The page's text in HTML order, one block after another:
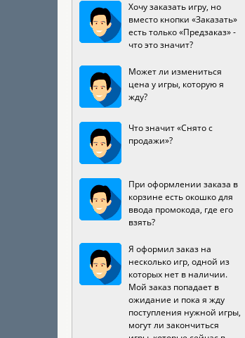
Хочу заказать игру, но
вместо кнопки «Заказать»
есть только «Предзаказ» -
что это значит?
Может ли измениться
цена у игры, которую я
жду?
Что значит «Снято с
продажи»?
При оформлении заказа в
корзине есть окошко для
ввода промокода, где его
взять?
Я оформил заказ на
несколько игр, одной из
которых нет в наличии.
Мой заказ попадает в
ожидание и пока я жду
поступления нужной игры,
могут ли закончиться